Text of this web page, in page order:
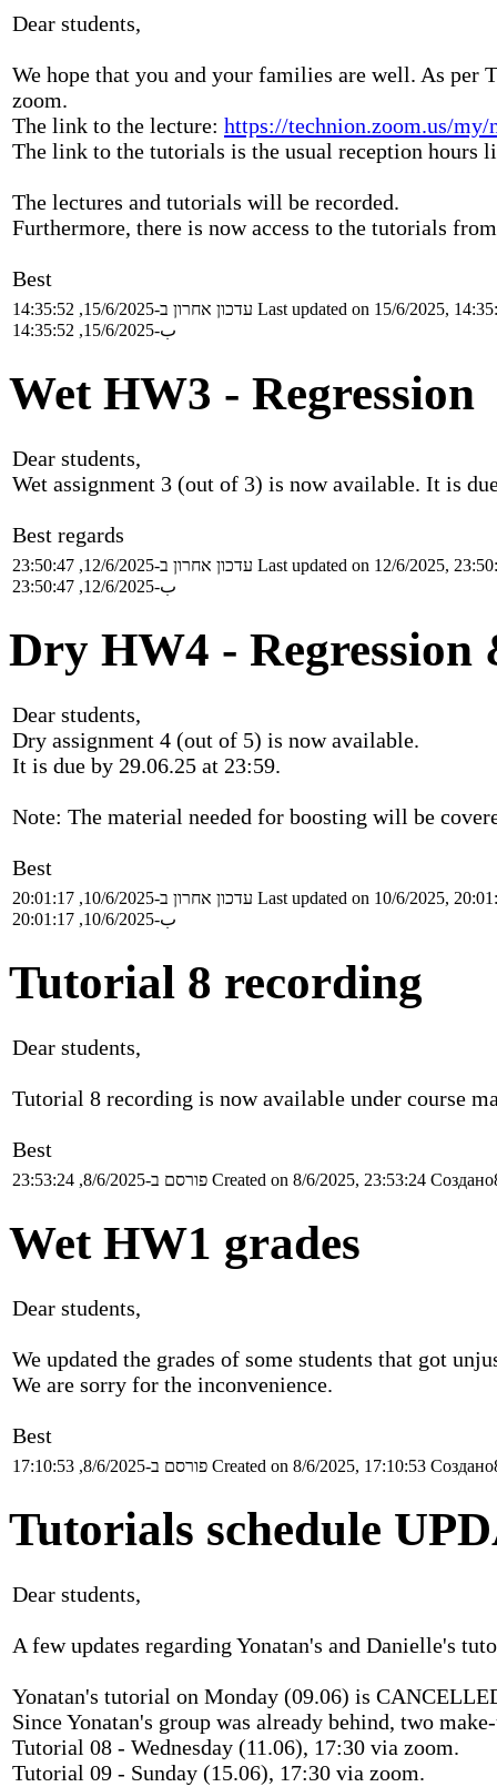
Dear students,
We hope that you and your families are well. As
zoom.
The link to the lecture: https://technion.zoom.us/my/
The link to the tutorials is the usual reception hours
The lectures and tutorials will be recorded.
Furthermore, there is now access to the tutorials
Best
עדכון אחרון ב-15/6/2025, 14:35:52 Last updated on 15/6/2025,
ب-15/6/2025, 14:35:52
Wet HW3 - Regression
Dear students,
Wet assignment 3 (out of 3) is now available. It is
Best regards
עדכון אחרון ב-12/6/2025, 23:50:47 Last updated on 12/6/2025,
ب-12/6/2025, 23:50:47
Dry HW4 - Regression
Dear students,
Dry assignment 4 (out of 5) is now available.
It is due by 29.06.25 at 23:59.
Note: The material needed for boosting will be
Best
עדכון אחרון ב-10/6/2025, 20:01:17 Last updated on 10/6/2025,
ب-10/6/2025, 20:01:17
Tutorial 8 recording
Dear students,
Tutorial 8 recording is now available under course
Best
פורסם ב-8/6/2025, 23:53:24 Created on 8/6/2025, 23:53:24
Wet HW1 grades
Dear students,
We updated the grades of some students that got
We are sorry for the inconvenience.
Best
פורסם ב-8/6/2025, 17:10:53 Created on 8/6/2025, 17:10:53
Tutorials schedule
Dear students,
A few updates regarding Yonatan's and Danielle's
Yonatan's tutorial on Monday (09.06) is
Since Yonatan's group was already behind, two
Tutorial 08 - Wednesday (11.06), 17:30 via zoom.
Tutorial 09 - Sunday (15.06), 17:30 via zoom.